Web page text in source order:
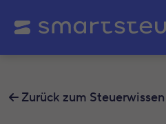
Zurück zum Steuerwissen